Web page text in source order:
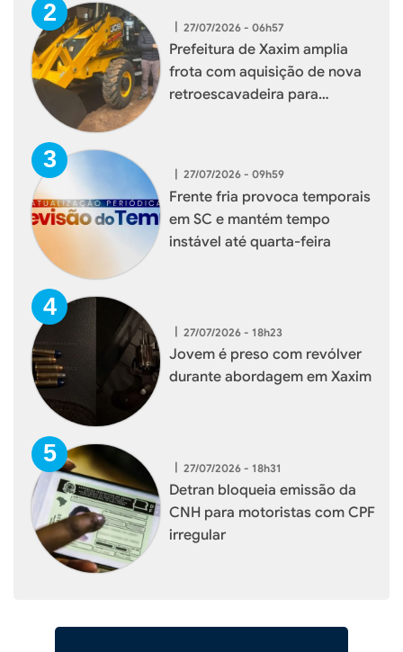
| 27/07/2026 - 06h57
Prefeitura de Xaxim amplia
frota com aquisição de nova
retroescavadeira para
| 27/07/2026 - 09h59
Frente fria provoca temporais
em SC e mantém tempo
instável até quarta-feira
| 27/07/2026 - 18h23
Jovem é preso com revólver
durante abordagem em Xaxim
| 27/07/2026 - 18h31
Detran bloqueia emissão da
CNH para motoristas com CPF
irregular